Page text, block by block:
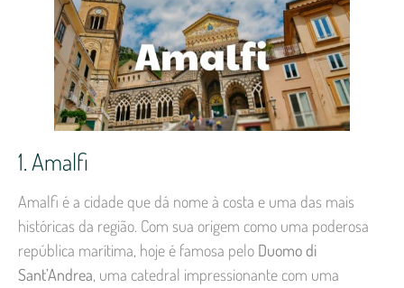
1. Amalfi
Amalfi é a cidade que dá nome à costa e uma das mais
históricas da região. Com sua origem como uma poderosa
república marítima, hoje é famosa pelo Duomo di
Sant’Andrea, uma catedral impressionante com uma